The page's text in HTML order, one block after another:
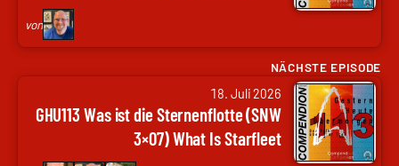
von
Nils
Weltweit
NÄCHSTE EPISODE
18. Juli 2026
GHU113 Was ist die Sternenflotte (SNW
3×07) What Is Starfleet
Arne